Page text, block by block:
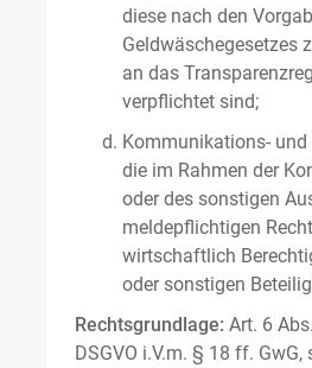
diese nach den
Geldwäschegesetzes
an das
verpflichtet sind;
Kommunikations-
die im Rahmen der
oder des sonstigen
meldepflichtigen
wirtschaftlich
oder sonstigen
Rechtsgrundlage: Art. 6
DSGVO i.V.m. § 18 ff. GwG,